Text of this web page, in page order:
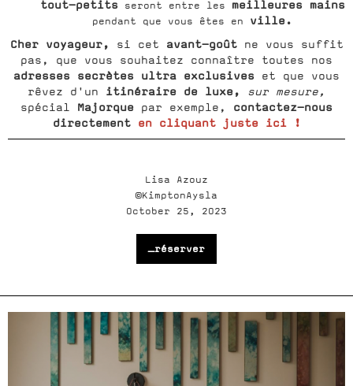
tout-petitsseront entre les meilleures mains
pendant que vous êtes en ville.
Cher voyageur, si cet avant-goûtne vous suffit
pas, que vous souhaitez connaître toutes nos
adresses secrètes ultra exclusives et que vous
rêvez d'un itinéraire de luxe,
sur mesure,
spécial Majorque par exemple, contactez-nous
directement en cliquant juste ici !
Lisa Azouz
©KimptonAysla
October 25, 2023
_réserver